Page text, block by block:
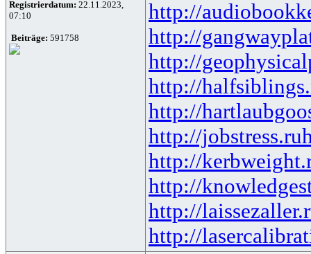
Registrierdatum: 22.11.2023,
07:10
Beiträge: 591758
http://
http://
http://
http://
http://
http://jobstress.ru
http://
http://
http://
http://